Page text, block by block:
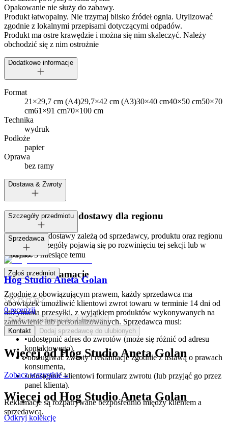
Opakowanie nie służy do zabawy.
Produkt łatwopalny. Nie trzymaj blisko źródeł ognia. Utylizować
zgodnie z lokalnymi przepisami dotyczącymi odpadów.
Produkt ma ostre krawędzie i można się nim skaleczyć. Należy
obchodzić się z nim ostrożnie
Dodatkowe informacje
Format
21×29,7 cm (A4)29,7×42 cm (A3)30×40 cm40×50 cm50×70
cm61×91 cm70×100 cm
Technika
wydruk
Podłoże
papier
Oprawa
bez ramy
Dostawa & Zwroty
Dostępne metody dostawy dla regionu
Opcje i koszt dostawy zależą od sprzedawcy, produktu oraz regionu
dostawy. Szczegóły pojawią się po rozwinięciu tej sekcji lub w
koszyku.
Zwroty i reklamacje
Zgodnie z obowiązującym prawem, każdy sprzedawca ma
obowiązek umożliwić klientowi zwrot towaru w terminie 14 dni od
otrzymania przesyłki, z wyjątkiem produktów wykonywanych na
zamówienie lub personalizowanych. Sprzedawca musi:
•udostępnić adres do zwrotów (może się różnić od adresu
kontaktowego),
•obsługiwać zwroty i reklamacje zgodnie z ustawą o prawach
konsumenta,
•udostępnić klientowi formularz zwrotu (lub przyjąć go przez
panel klienta).
Reklamacje są rozpatrywane bezpośrednio między klientem a
sprzedawcą.
Szczegóły przedmiotu
Tagi:
Dodano:3 miesiące temu
Zgłoś przedmiot
Sprzedawca
Hog Studio Aneta Golan
0recenzji
Dodaj sprzedawcę do ulubionych
Kontakt
Dodaj sprzedawcę do ulubionych
Więcej odHog Studio Aneta Golan
Zobacz wszystkie→
Więcej od Hog Studio Aneta Golan
Odkryj kolekcję